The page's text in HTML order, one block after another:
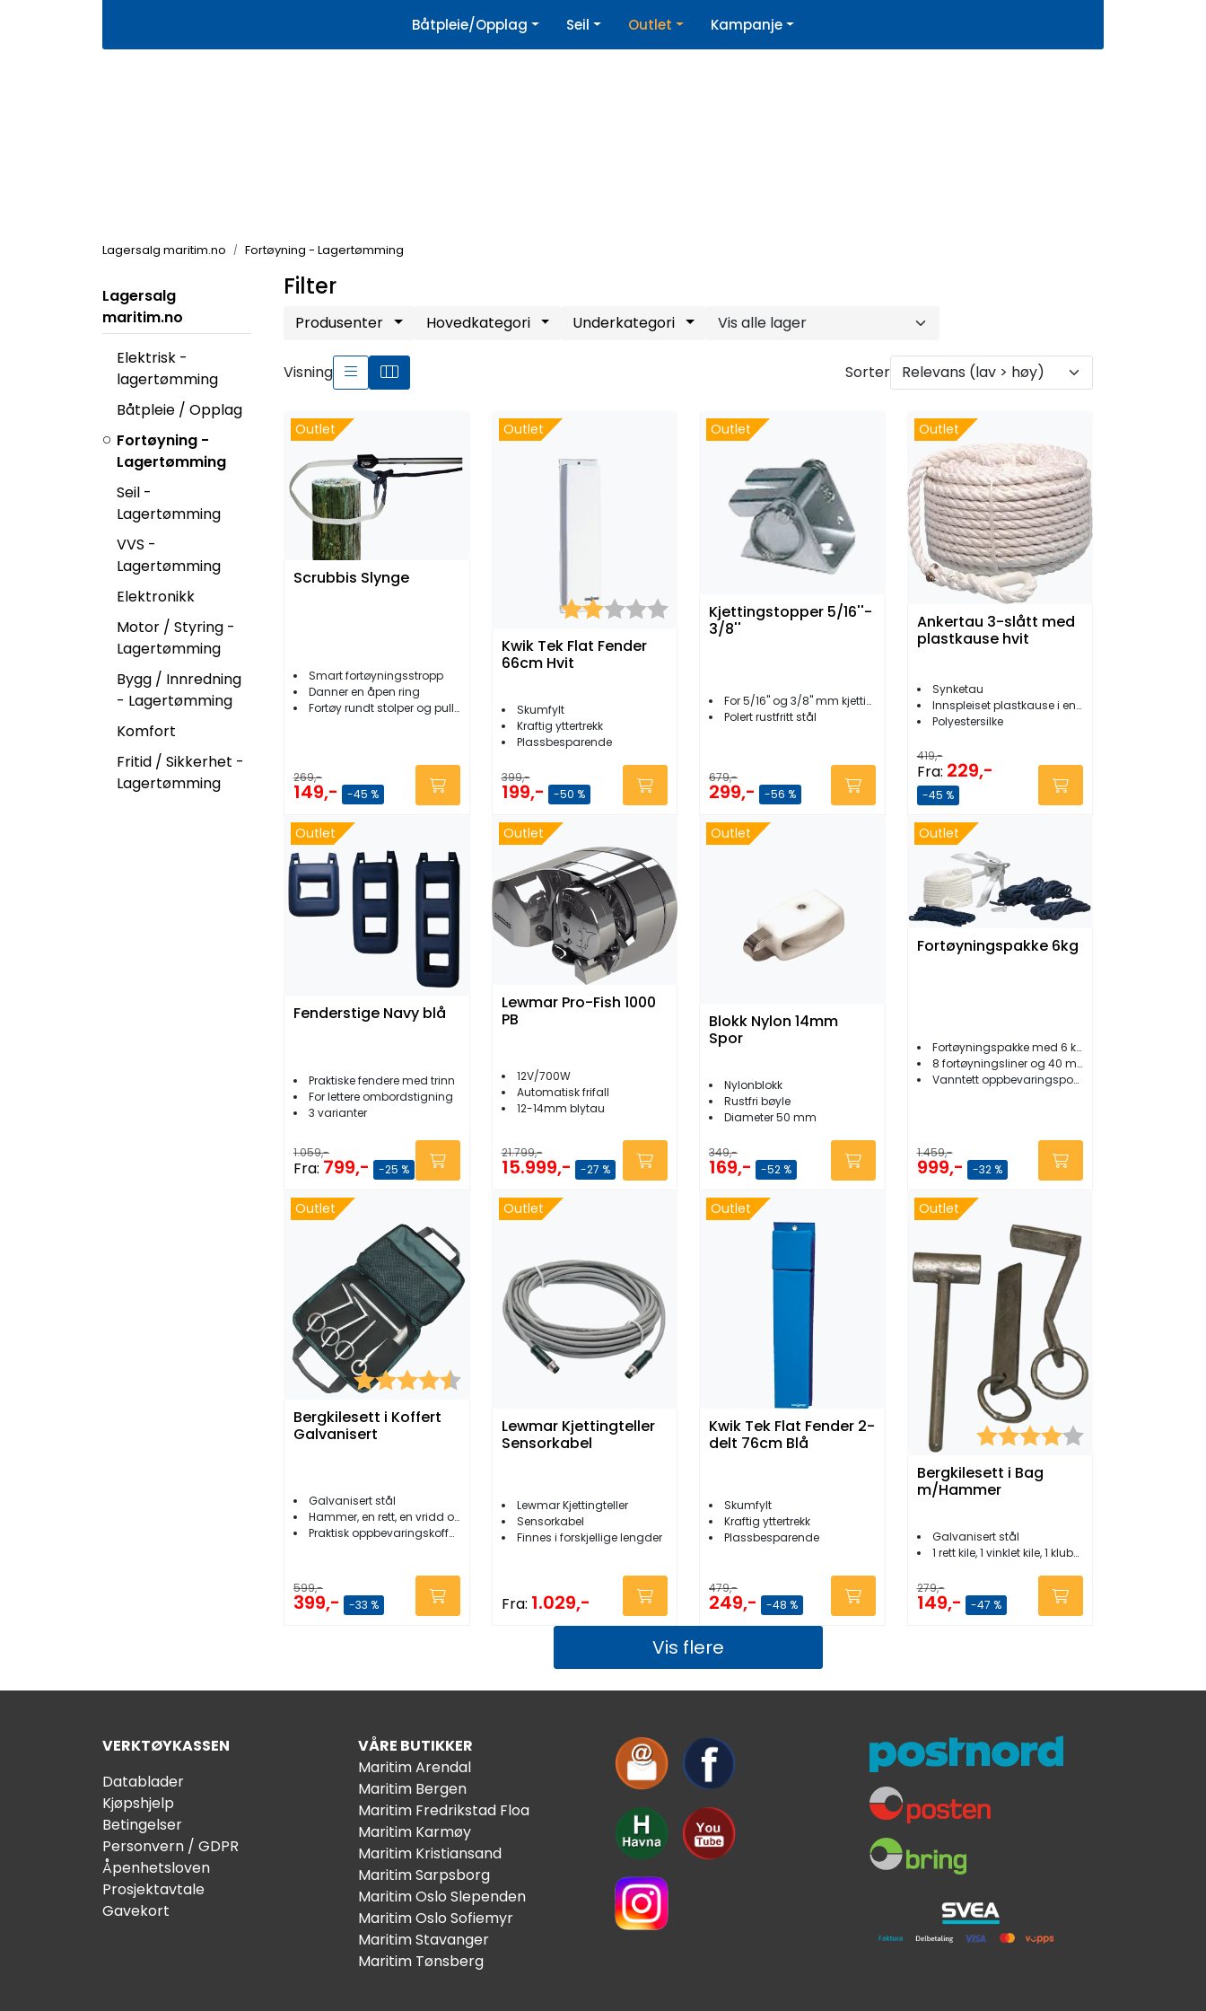
Kjøpshjelp | Nyhetsbrev
Båtpleie/Opplag Seil Outlet Kampanje
Lagersalg maritim.no Fortøyning - Lagertømming
Lagersalg
maritim.no
Elektrisk -
lagertømming
Båtpleie / Opplag
Fortøyning -
Lagertømming
Seil -
Lagertømming
VVS -
Lagertømming
Elektronikk
Motor / Styring -
Lagertømming
Bygg / Innredning
- Lagertømming
Komfort
Fritid / Sikkerhet -
Lagertømming
Filter
Produsenter Hovedkategori Underkategori
Visning Sorter
Outlet
Scrubbis Slynge
Smart fortøyningsstropp
Danner en åpen ring
Fortøy rundt stolper og pullere
269,-
149,- -45 %
Outlet
Karakter:
2.0 av 5 mulige
Kwik Tek Flat Fender
66cm Hvit
Skumfylt
Kraftig yttertrekk
Plassbesparende
399,-
199,- -50 %
Outlet
Kjettingstopper 5/16''-
3/8''
For 5/16'' og 3/8'' mm kjetting
Polert rustfritt stål
679,-
299,- -56 %
Outlet
Ankertau 3-slått med
plastkause hvit
Synketau
Innspleiset plastkause i en ende
Polyestersilke
419,-
Fra: 229,-
-45 %
Outlet
Fenderstige Navy blå
Praktiske fendere med trinn
For lettere ombordstigning
3 varianter
1.059,-
Fra: 799,- -25 %
Outlet
Lewmar Pro-Fish 1000
PB
12V/700W
Automatisk frifall
12-14mm blytau
21.799,-
15.999,- -27 %
Outlet
Blokk Nylon 14mm
Spor
Nylonblokk
Rustfri bøyle
Diameter 50 mm
349,-
169,- -52 %
Outlet
Fortøyningspakke 6kg
Fortøyningspakke med 6 kg dregg
8 fortøyningsliner og 40 mtr ankertau
Vanntett oppbevaringspose
1.459,-
999,- -32 %
Outlet
Karakter:
4.5 av 5 mulige
Bergkilesett i Koffert
Galvanisert
Galvanisert stål
Hammer, en rett, en vridd og to vinklede bergkiler
Praktisk oppbevaringskoffert
599,-
399,- -33 %
Outlet
Lewmar Kjettingteller
Sensorkabel
Lewmar Kjettingteller
Sensorkabel
Finnes i forskjellige lengder
Fra: 1.029,-
Outlet
Kwik Tek Flat Fender 2-
delt 76cm Blå
Skumfylt
Kraftig yttertrekk
Plassbesparende
479,-
249,- -48 %
Outlet
Karakter:
Bergkilesett i Bag
m/Hammer
Galvanisert stål
1 rett kile, 1 vinklet kile, 1 klubbe
279,-
149,- -47 %
Vis flere
VERKTØYKASSEN
Datablader
Kjøpshjelp
Betingelser
Personvern / GDPR
Åpenhetsloven
Prosjektavtale
Gavekort
VÅRE BUTIKKER
Maritim Arendal
Maritim Bergen
Maritim Fredrikstad Floa
Maritim Karmøy
Maritim Kristiansand
Maritim Sarpsborg
Maritim Oslo Slependen
Maritim Oslo Sofiemyr
Maritim Stavanger
Maritim Tønsberg